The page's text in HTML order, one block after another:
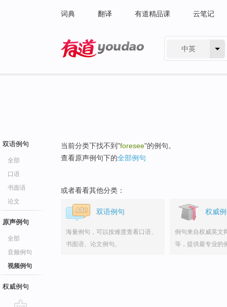
词典 翻译 有道精品课 云笔记
中英
双语例句
全部
口语
书面语
论文
原声例句
全部
音频例句
视频例句
权威例句
当前分类下找不到"foresee"的例句。
查看原声例句下的全部例句
或者看看其他分类：
双语例句
海量例句，可以按难度查看口语、
书面语、论文例句。
权威
例句来自权威英文
等，提供最专业的